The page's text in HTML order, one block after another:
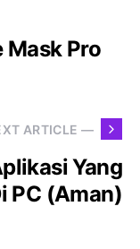
Mask Pro
ARTICLE —
Yang
PC (Aman)